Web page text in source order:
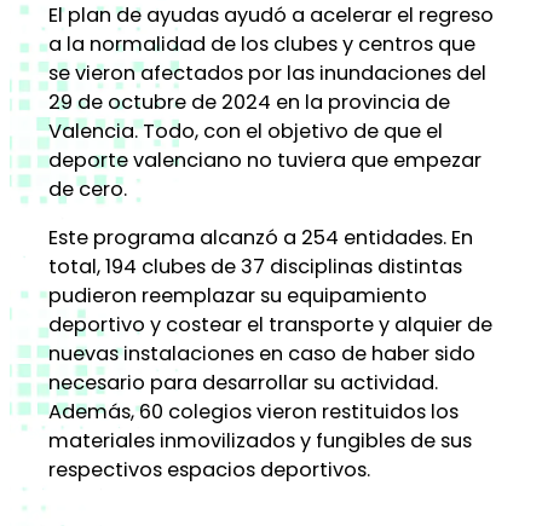
El plan de ayudas ayudó a acelerar el regreso
a la normalidad de los clubes y centros que
se vieron afectados por las inundaciones del
29 de octubre de 2024 en la provincia de
Valencia. Todo, con el objetivo de que el
deporte valenciano no tuviera que empezar
de cero.
Este programa alcanzó a 254 entidades. En
total, 194 clubes de 37 disciplinas distintas
pudieron reemplazar su equipamiento
deportivo y costear el transporte y alquier de
nuevas instalaciones en caso de haber sido
necesario para desarrollar su actividad.
Además, 60 colegios vieron restituidos los
materiales inmovilizados y fungibles de sus
respectivos espacios deportivos.